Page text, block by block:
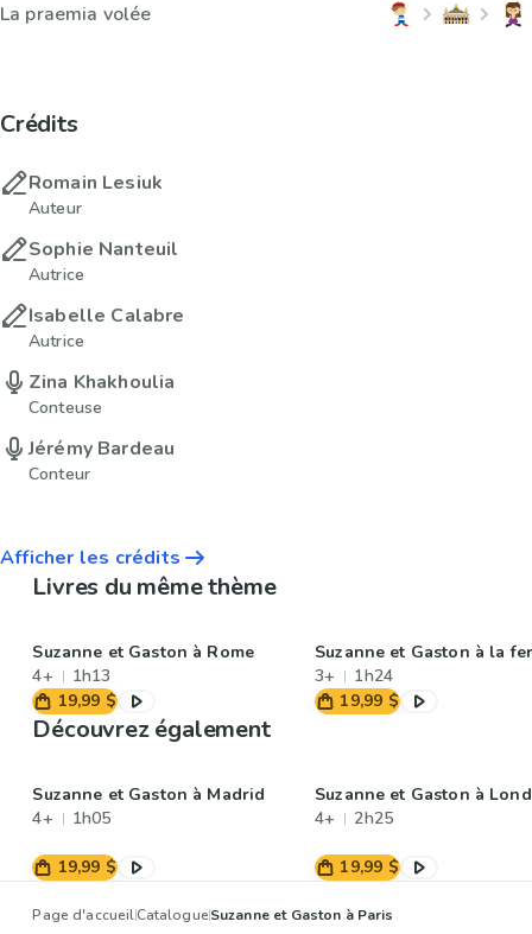
La praemia volée
Crédits
Romain Lesiuk
Auteur
Sophie Nanteuil
Autrice
Isabelle Calabre
Autrice
Zina Khakhoulia
Conteuse
Jérémy Bardeau
Conteur
Afficher les crédits
Livres du même thème
Suzanne et Gaston à Rome
4+
1h13
19,99 $
Suzanne et Gaston à la
3+
1h24
19,99 $
Découvrez également
Suzanne et Gaston à Madrid
4+
1h05
19,99 $
Suzanne et Gaston à
4+
2h25
19,99 $
Page d'accueilCatalogueSuzanne et Gaston à Paris